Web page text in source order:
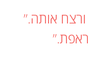
אותה.”